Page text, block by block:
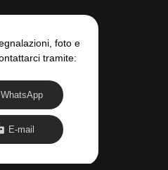
foto e
tramite:
WhatsApp
E-mail